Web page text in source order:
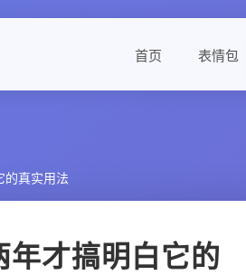
首页 表情包
的真实用法
才搞明白它的